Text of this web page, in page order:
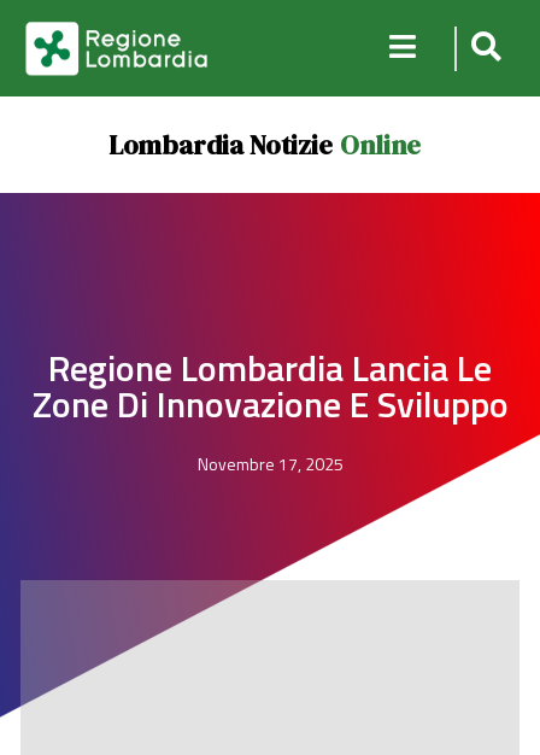
Lombardia Notizie Online
Regione Lombardia Lancia Le
Zone Di Innovazione E Sviluppo
Novembre 17, 2025